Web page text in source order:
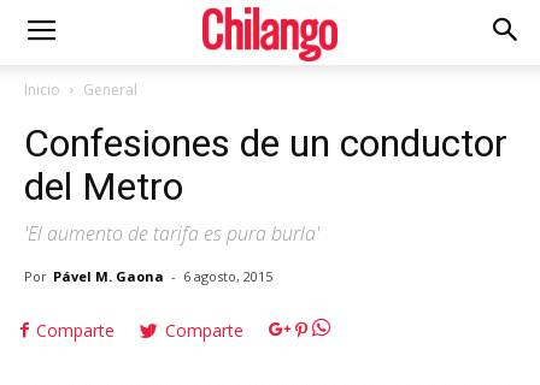
Inicio General
Confesiones de un conductor
del Metro
'El aumento de tarifa es pura burla'
Por Pável M. Gaona - 6 agosto, 2015
Comparte Comparte